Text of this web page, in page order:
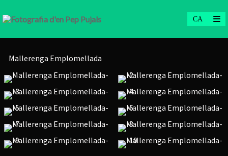
Mallerenga Emplomellada